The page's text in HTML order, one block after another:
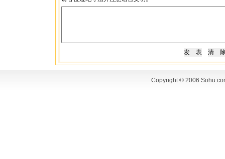
Copyright © 2006